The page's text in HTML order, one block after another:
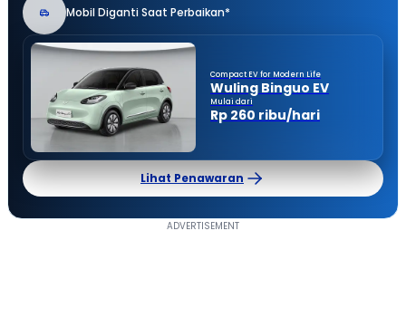
Mobil Diganti Saat Perbaikan*
Compact EV for Modern Life
Wuling Binguo EV
Mulai dari
Rp 260 ribu/hari
Lihat Penawaran